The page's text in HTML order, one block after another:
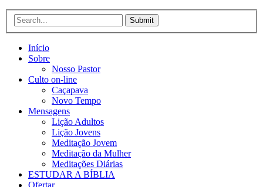
Submit
Início
Sobre
Nosso Pastor
Culto on-line
Caçapava
Novo Tempo
Mensagens
Lição Adultos
Lição Jovens
Meditação Jovem
Meditação da Mulher
Meditações Diárias
ESTUDAR A BÍBLIA
Ofertar